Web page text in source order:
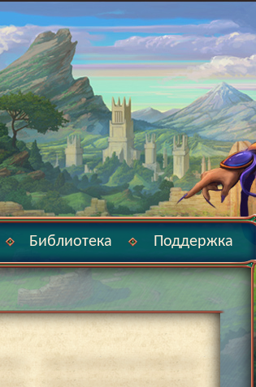
Библиотека Поддержка